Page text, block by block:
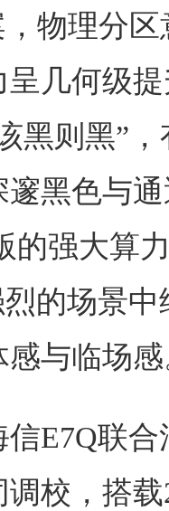
物理分
几何级
黑则黑”
黑色与
的强大算
的场景
与临场
E7Q联合
校，搭载